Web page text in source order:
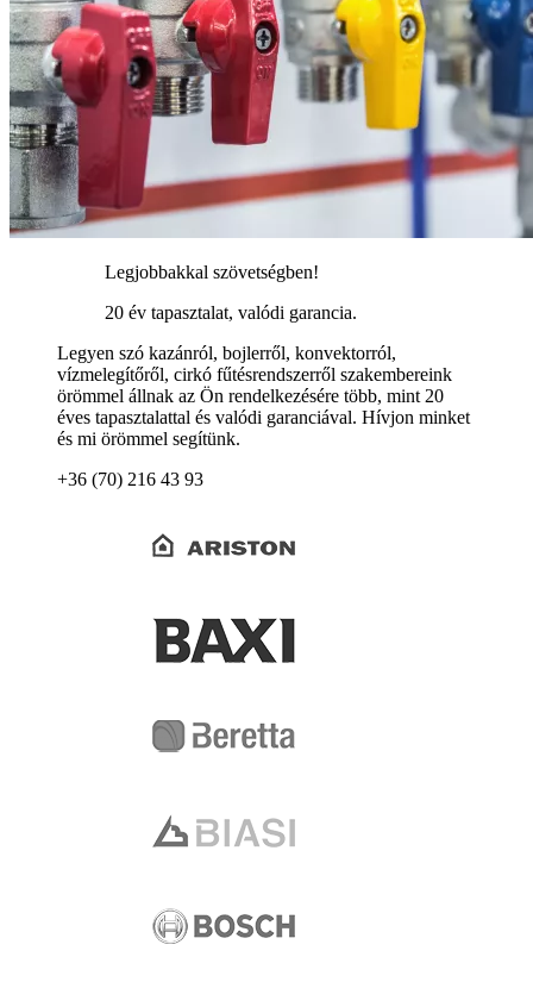
Legjobbakkal szövetségben!
20 év tapasztalat, valódi garancia.
Legyen szó kazánról, bojlerről, konvektorról,
vízmelegítőről, cirkó fűtésrendszerről szakembereink
örömmel állnak az Ön rendelkezésére több, mint 20
éves tapasztalattal és valódi garanciával. Hívjon minket
és mi örömmel segítünk.
+36 (70) 216 43 93